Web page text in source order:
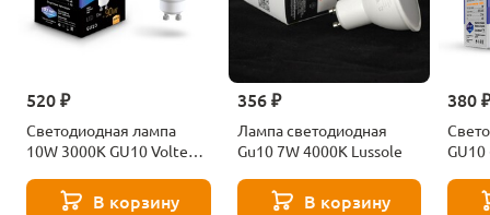
520 ₽
Светодиодная лампа
10W 3000K GU10 Voltega
В корзину
356 ₽
Лампа светодиодная
Gu10 7W 4000K Lussole
В корзину
380